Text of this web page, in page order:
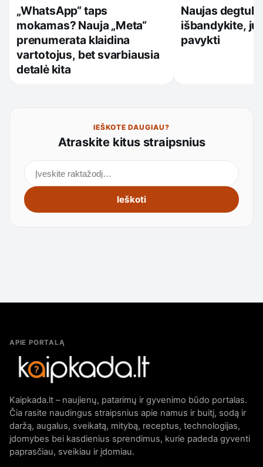
„WhatsApp“ taps
mokamas? Nauja „Meta“
prenumerata klaidina
vartotojus, bet svarbiausia
detalė kita
Naujas
išbandykite,
pavykti
IEŠKOTE DAUGIAU?
Atraskite kitus straipsnius
Ieškoti
APIE PORTALĄ
Kaipkada.lt – naujienų, patarimų ir gyvenimo būdo portalas.
Čia rasite naudingus straipsnius apie namus ir buitį, sodą ir
daržą, augalus, sveikatą, mitybą, receptus, technologijas,
įdomybes bei kasdienius sprendimus, kurie padeda gyventi
paprasčiau, sveikiau ir įdomiau.